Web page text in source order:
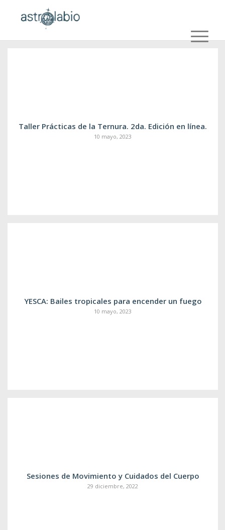
Taller Prácticas de la Ternura. 2da. Edición en línea.
10 mayo, 2023
YESCA: Bailes tropicales para encender un fuego
10 mayo, 2023
Sesiones de Movimiento y Cuidados del Cuerpo
29 diciembre, 2022